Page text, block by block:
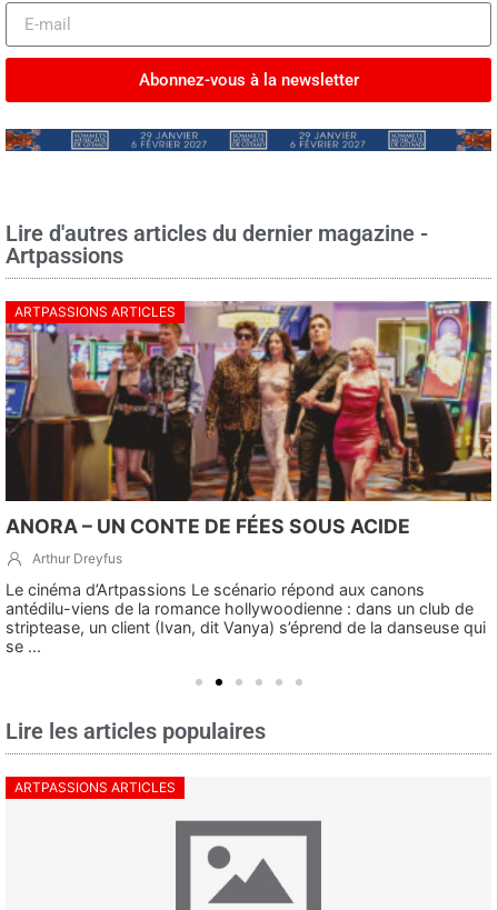
Abonnez-vous à la newsletter
Lire d'autres articles du dernier magazine -
Artpassions
ARTPASSIONS ARTICLES
ANORA – UN CONTE DE FÉES SOUS ACIDE
Arthur Dreyfus
Le cinéma d’Artpassions Le scénario répond aux canons
antédilu-viens de la romance hollywoodienne : dans un club de
striptease, un client (Ivan, dit Vanya) s’éprend de la danseuse qui
se ...
Lire les articles populaires
ARTPASSIONS ARTICLES